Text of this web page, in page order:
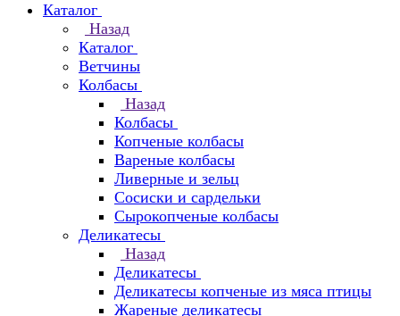
Каталог
Назад
Каталог
Ветчины
Колбасы
Назад
Колбасы
Копченые колбасы
Вареные колбасы
Ливерные и зельц
Сосиски и сардельки
Сырокопченые колбасы
Деликатесы
Назад
Деликатесы
Деликатесы копченые из мяса птицы
Жареные деликатесы